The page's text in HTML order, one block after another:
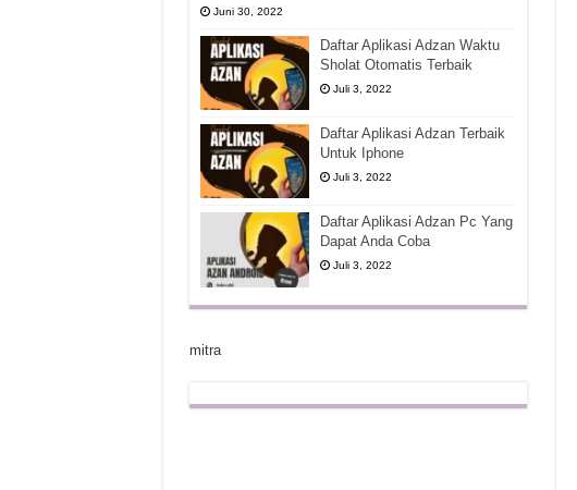
Juni 30, 2022
Daftar Aplikasi Adzan Waktu
Sholat Otomatis Terbaik
Juli 3, 2022
Daftar Aplikasi Adzan Terbaik
Untuk Iphone
Juli 3, 2022
Daftar Aplikasi Adzan Pc Yang
Dapat Anda Coba
Juli 3, 2022
mitra